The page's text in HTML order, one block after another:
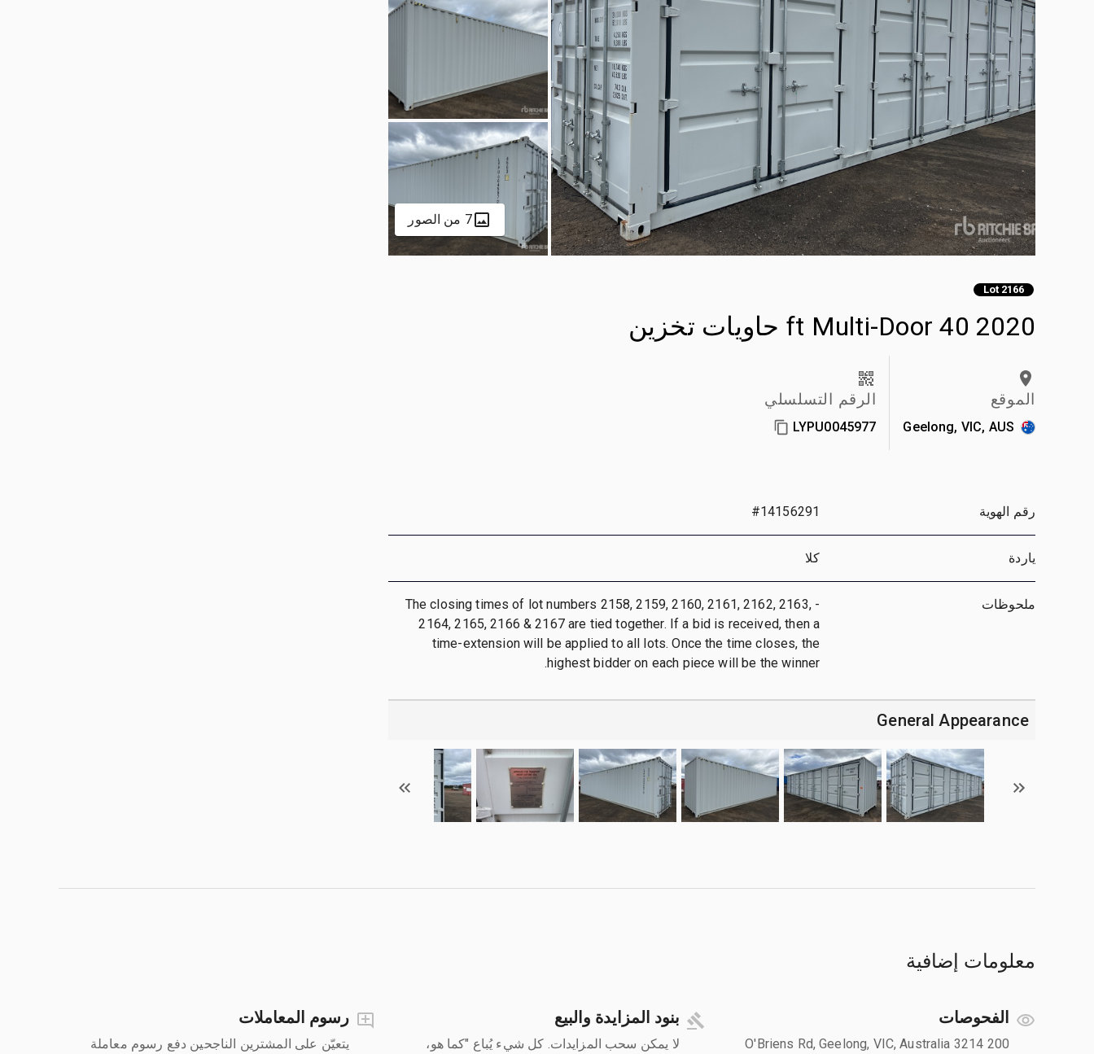
7 من الصور
Lot 2166
2020 40 ft Multi-Door حاويات تخزين
الموقع
Geelong, VIC, AUS
الرقم التسلسلي
LYPU0045977
رقم الهوية #14156291
ياردة كلا
ملحوظات
- The closing times of lot numbers 2158, 2159, 2160, 2161, 2162, 2163,
2164, 2165, 2166 & 2167 are tied together. If a bid is received, then a
time-extension will be applied to all lots. Once the time closes, the
highest bidder on each piece will be the winner.
General Appearance
معلومات إضافية
الفحوصات
200 O'Briens Rd, Geelong, VIC, Australia 3214
بنود المزايدة والبيع
لا يمكن سحب المزايدات. كل شيء يُباع "كما هو،
رسوم المعاملات
يتعيّن على المشترين الناجحين دفع رسوم معاملة